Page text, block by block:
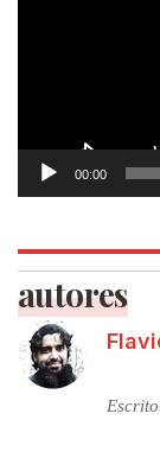
00:00
autores